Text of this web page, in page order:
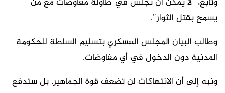
وتابع، “لا يمكن أن نجلس في طاولة مفاوضات مع من
يسمح بقتل الثوار”.
وطالب البيان المجلس العسكري بتسليم السلطة للحكومة
المدنية دون الدخول في أي مفاوضات.
ونبه إلى أن الانتهاكات لن تضعف قوة الجماهير، بل ستدفع